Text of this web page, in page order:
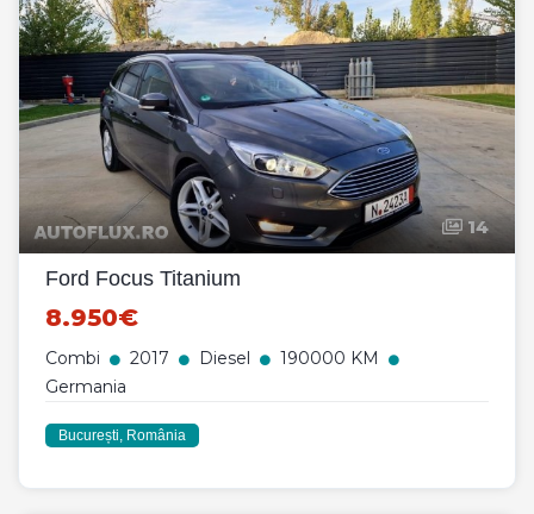
14
Ford Focus Titanium
8.950€
Combi 2017 Diesel
190000 KM
Germania
București, România